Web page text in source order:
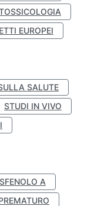
EUROPEI
SALUTE
STUDI IN VIVO
A